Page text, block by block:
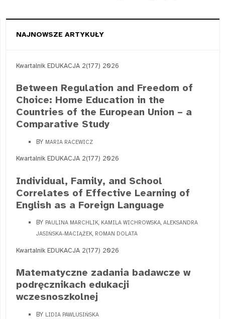
NAJNOWSZE ARTYKUŁY
Kwartalnik EDUKACJA 2(177) 2026
Between Regulation and Freedom of
Choice: Home Education in the
Countries of the European Union – a
Comparative Study
BY MARIA RACEWICZ
Kwartalnik EDUKACJA 2(177) 2026
Individual, Family, and School
Correlates of Effective Learning of
English as a Foreign Language
BY PAULINA MARCHLIK, KAMILA WICHROWSKA, ALEKSANDRA
JASIŃSKA-MACIĄŻEK, ROMAN DOLATA
Kwartalnik EDUKACJA 2(177) 2026
Matematyczne zadania badawcze w
podręcznikach edukacji
wczesnoszkolnej
BY LIDIA PAWLUSIŃSKA